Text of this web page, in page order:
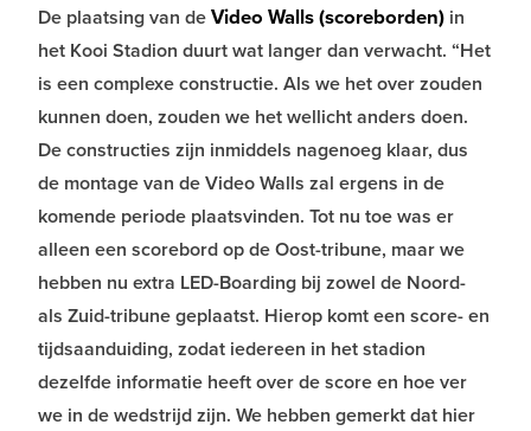
De plaatsing van deVideo Walls (scoreborden) in
het Kooi Stadion duurt wat langer dan verwacht. “Het
is een complexe constructie. Als we het over zouden
kunnen doen, zouden we het wellicht anders doen.
De constructies zijn inmiddels nagenoeg klaar, dus
de montage van de Video Walls zal ergens in de
komende periode plaatsvinden. Tot nu toe was er
alleen een scorebord op de Oost-tribune, maar we
hebben nu extra LED-Boarding bij zowel de Noord-
als Zuid-tribune geplaatst. Hierop komt een score- en
tijdsaanduiding, zodat iedereen in het stadion
dezelfde informatie heeft over de score en hoe ver
we in de wedstrijd zijn. We hebben gemerkt dat hier